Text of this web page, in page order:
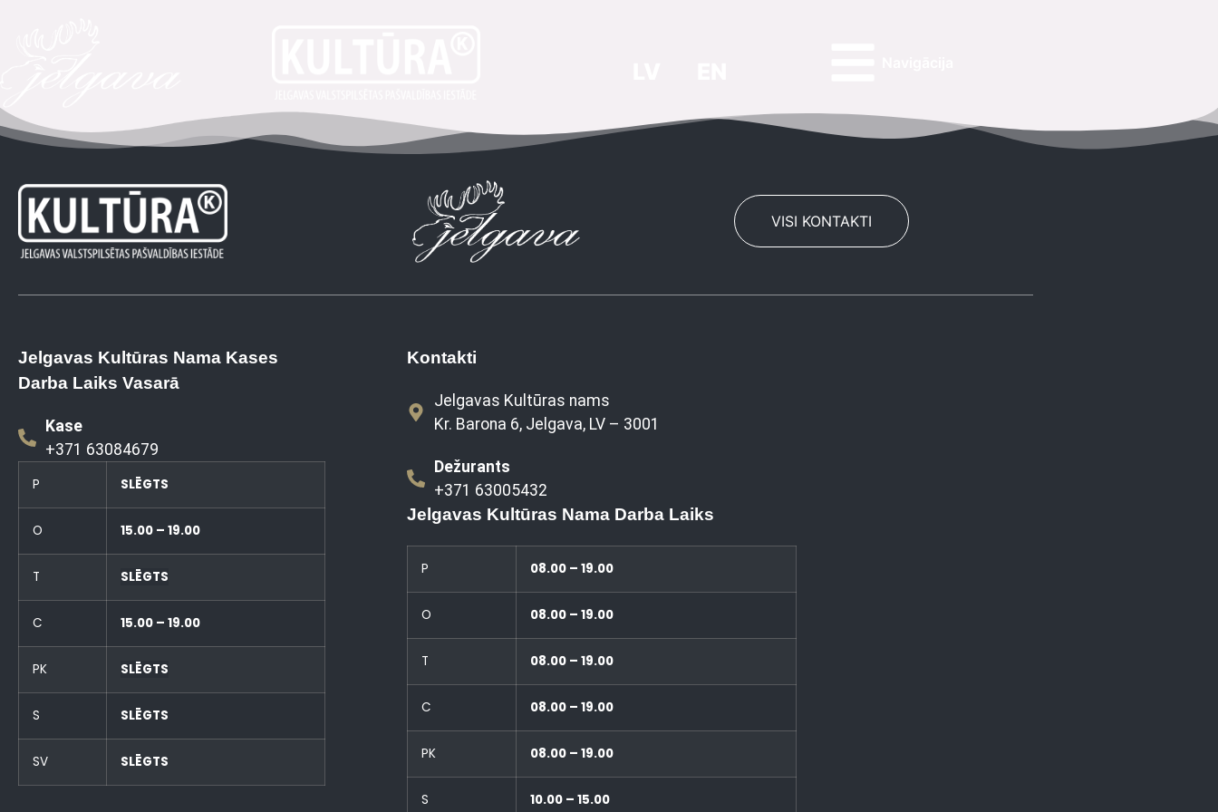
VISI KONTAKTI
Jelgavas Kultūras Nama Kases
Darba Laiks Vasarā
Kase
+371 63084679
P SLĒGTS
O 15.00 – 19.00
T SLĒGTS
C 15.00 – 19.00
PK SLĒGTS
S SLĒGTS
SV SLĒGTS
Kontakti
Jelgavas Kultūras nams
Kr. Barona 6, Jelgava, LV – 3001
Dežurants
+371 63005432
Jelgavas Kultūras Nama Darba Laiks
P 08.00 – 19.00
O 08.00 – 19.00
T 08.00 – 19.00
C 08.00 – 19.00
PK 08.00 – 19.00
S 10.00 – 15.00